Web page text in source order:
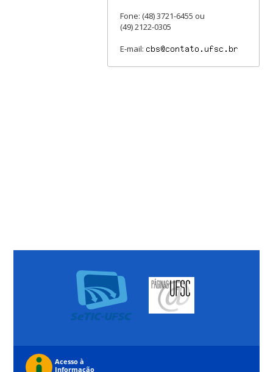
Fone: (48) 3721-6455 ou
(49) 2122-0305
E-mail: